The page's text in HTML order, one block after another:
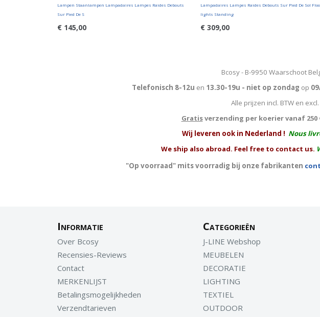
Lampen Staanlampen Lampadaires Lampes Raides Debouts
Sur Pied De S
€ 145,00
Lampadaires Lampes Raides Debouts Sur Pied De Sol
lights Standing
€ 309,00
Bcosy - B-9950 Waarschoot
Telefonisch 8-12u en 13.30-19u - niet op zondag op
Alle prijzen incl. BTW en
Gratisverzending per koerier vanaf 250
Wij leveren ook in Nederland ! Nous
We ship also abroad. Feel free to contact us.
"Op voorraad" mits voorradig bij onze fabrikanten
Informatie
Over Bcosy
Recensies-Reviews
Contact
MERKENLIJST
Betalingsmogelijkheden
Verzendtarieven
Categorieën
J-LINE Webshop
MEUBELEN
DECORATIE
LIGHTING
TEXTIEL
OUTDOOR